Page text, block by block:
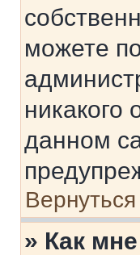
можете
данном
» Как